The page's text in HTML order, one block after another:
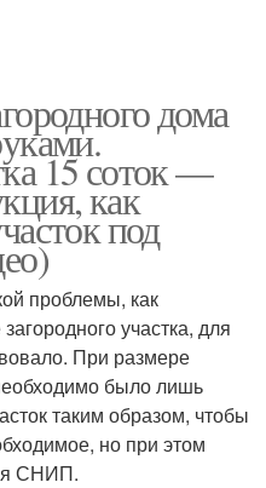
дома
15 соток —
как
под
проблемы, как
участка, для
При размере
было лишь
таким образом, чтобы
но при этом
СНИП.